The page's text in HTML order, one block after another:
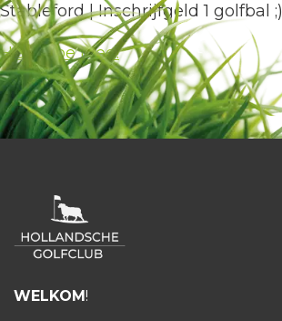
Stableford | Inschrijfgeld 1 golfbal ;)
HGC Doe Mee!
WELKOM!